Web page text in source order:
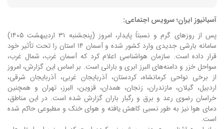
آسیانیوز ایران؛ سرویس اجتماعی:
پس از روزهای گرم و نسبتاً پایدار، امروز (پنجشنبه ۳۱ اردیبهشت ۱۴۰۵)
سامانه بارشی جدیدی وارد کشور شده و آسمان ۱۴ استان را تحت تأثیر خود
قرار داده است. سازمان هواشناسی اعلام کرد که آسمان غرب، شمال غرب،
سواحل خزر و دامنه‌های البرز ابری و بارانی است. بر اساس این گزارش، امروز
از برخی نواحی کرمانشاه، کردستان، آذربایجان غربی، آذربایجان شرقی،
اردبیل، گیلان، مازندران، زنجان، همدان، قزوین، البرز، تهران و همچنین
خراسان رضوی رعد و برق و رگبار باران گزارش شده است. در این مناطق،
دمای هوا نیز به طور نسبی کاهش یافته و هوای خنک و مطبوعی حاکم شده
است.